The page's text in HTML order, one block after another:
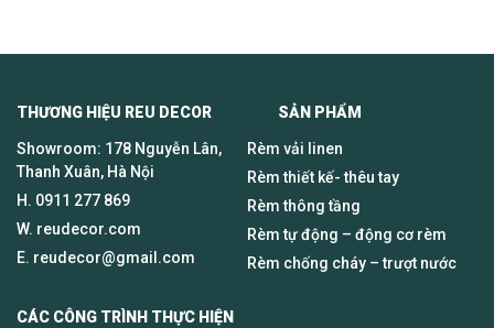
THƯƠNG HIỆU REU DECOR SẢN PHẨM
Showroom: 178 Nguyễn Lân,
Thanh Xuân, Hà Nội
H. 0911 277 869
W. reudecor.com
E. reudecor@gmail.com
Rèm vải linen
Rèm thiết kế- thêu tay
Rèm thông tầng
Rèm tự động – động cơ rèm
Rèm chống cháy – trượt nước
CÁC CÔNG TRÌNH THỰC HIỆN